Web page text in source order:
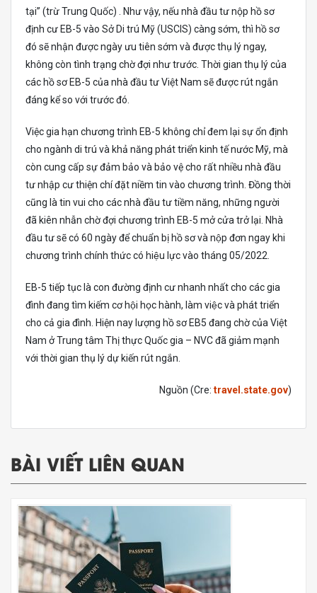
tại” (trừ Trung Quốc) . Như vậy, nếu nhà đầu tư nộp hồ sơ
định cư EB-5 vào Sở Di trú Mỹ (USCIS) càng sớm, thì hồ sơ
đó sẽ nhận được ngày ưu tiên sớm và được thụ lý ngay,
không còn tình trạng chờ đợi như trước. Thời gian thụ lý của
các hồ sơ EB-5 của nhà đầu tư Việt Nam sẽ được rút ngắn
đáng kể so với trước đó.
Việc gia hạn chương trình EB-5 không chỉ đem lại sự ổn định
cho ngành di trú và khả năng phát triển kinh tế nước Mỹ, mà
còn cung cấp sự đảm bảo và bảo vệ cho rất nhiều nhà đầu
tư nhập cư thiện chí đặt niềm tin vào chương trình. Đồng thời
cũng là tin vui cho các nhà đầu tư tiềm năng, những người
đã kiên nhẫn chờ đợi chương trình EB-5 mở cửa trở lại. Nhà
đầu tư sẽ có 60 ngày để chuẩn bị hồ sơ và nộp đơn ngay khi
chương trình chính thức có hiệu lực vào tháng 05/2022.
EB-5 tiếp tục là con đường định cư nhanh nhất cho các gia
đình đang tìm kiếm cơ hội học hành, làm việc và phát triển
cho cả gia đình. Hiện nay lượng hồ sơ EB5 đang chờ của Việt
Nam ở Trung tâm Thị thực Quốc gia – NVC đã giảm mạnh
với thời gian thụ lý dự kiến rút ngắn.
Nguồn (Cre: travel.state.gov)
BÀI VIẾT LIÊN QUAN